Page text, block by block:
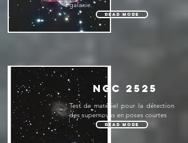
galaxie.
Read More
NGC 2525
Test de matériel pour la détection
des supernovas en poses courtes
Read More